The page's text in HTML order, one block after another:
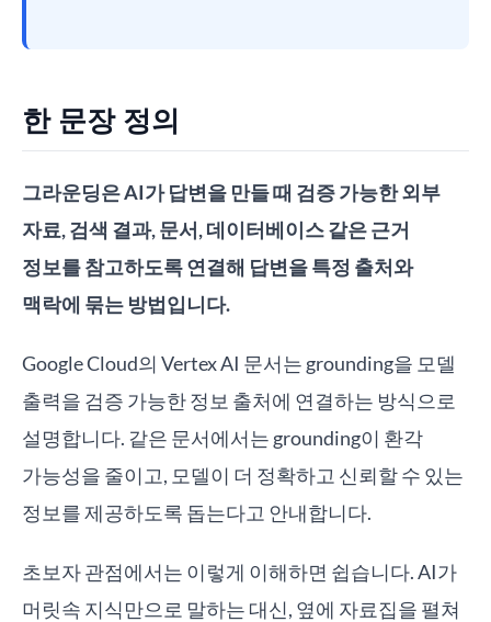
한 문장 정의
그라운딩은 AI가 답변을 만들 때 검증 가능한 외부
자료, 검색 결과, 문서, 데이터베이스 같은 근거
정보를 참고하도록 연결해 답변을 특정 출처와
맥락에 묶는 방법입니다.
Google Cloud의 Vertex AI 문서는 grounding을 모델
출력을 검증 가능한 정보 출처에 연결하는 방식으로
설명합니다. 같은 문서에서는 grounding이 환각
가능성을 줄이고, 모델이 더 정확하고 신뢰할 수 있는
정보를 제공하도록 돕는다고 안내합니다.
초보자 관점에서는 이렇게 이해하면 쉽습니다. AI가
머릿속 지식만으로 말하는 대신, 옆에 자료집을 펼쳐